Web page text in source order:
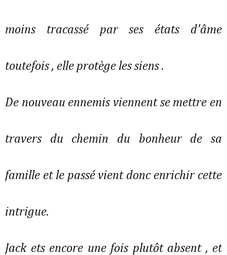
moins tracassé par ses états d'âme
toutefois , elle protège les siens .
De nouveau ennemis viennent se mettre en
travers du chemin du bonheur de sa
famille et le passé vient donc enrichir cette
intrigue.
Jack ets encore une fois plutôt absent , et